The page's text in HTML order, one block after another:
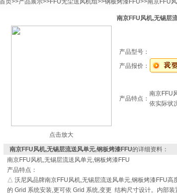
首页>>产品展示>>FFU无尘送风机组>>钢板烤漆FFU>>南京FFU
南京FFU风机,无锡层
点击放大
产品型号：
产品报价：
产品特点：
南京FFU
依实际状
南京FFU风机,无锡层流送风单元,钢板烤漆FFU的详细资料：
南京FFU风机,无锡层流送风单元,钢板烤漆FFU
产品特点：
△ 沃尼风品牌南京FFU风机,无锡层流送风单元,钢板烤漆FFU
的 Grid 系统安装,更可依 Grid 系统,变更 结构尺寸设计。内部装